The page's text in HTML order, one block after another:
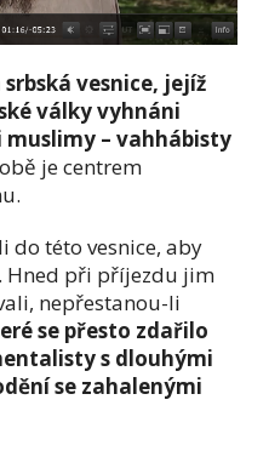
vesnice, jejíž
války vyhnáni
– vahhábisty
je centrem
do této vesnice, aby
Hned při příjezdu jim
nepřestanou-li
se přesto zdařilo
s dlouhými
se zahalenými